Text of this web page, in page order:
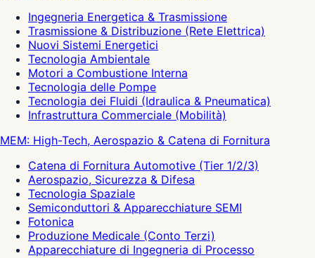
Ingegneria Energetica & Trasmissione
Trasmissione & Distribuzione (Rete Elettrica)
Nuovi Sistemi Energetici
Tecnologia Ambientale
Motori a Combustione Interna
Tecnologia delle Pompe
Tecnologia dei Fluidi (Idraulica & Pneumatica)
Infrastruttura Commerciale (Mobilità)
MEM: High-Tech, Aerospazio & Catena di Fornitura
Catena di Fornitura Automotive (Tier 1/2/3)
Aerospazio, Sicurezza & Difesa
Tecnologia Spaziale
Semiconduttori & Apparecchiature SEMI
Fotonica
Produzione Medicale (Conto Terzi)
Apparecchiature di Ingegneria di Processo